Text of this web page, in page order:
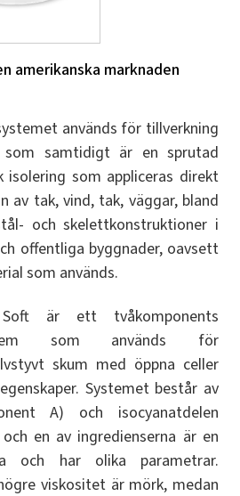
amerikanska marknaden
används för tillverkning
som samtidigt är en sprutad
isolering som appliceras direkt
av tak, vind, tak, väggar, bland
och skelettkonstruktioner i
offentliga byggnader, oavsett
som används.
är ett tvåkomponents
som används för
skum med öppna celler
Systemet består av
A) och isocyanatdelen
en av ingredienserna är en
och har olika parametrar.
viskositet är mörk, medan